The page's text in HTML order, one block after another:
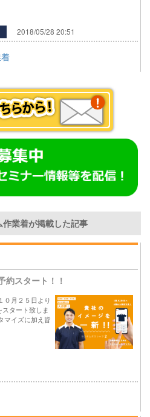
2018/05/28 20:51
作業着が掲載した記事
約スタート！！
０月２５日より
タート致しま
マイズに加え皆